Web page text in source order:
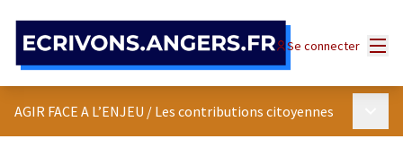
Se connecter
AGIR FACE A L’ENJEU / Les contributions citoyennes